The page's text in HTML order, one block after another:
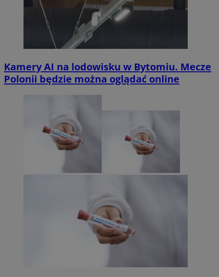
Kamery AI na lodowisku w Bytomiu. Mecze
Polonii będzie można oglądać online